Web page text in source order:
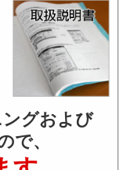
グおよび
で、